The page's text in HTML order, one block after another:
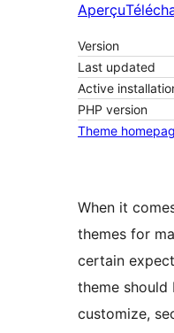
Aperçu
Version
Last updated
Active
PHP version
Theme
When it
themes for
certain
theme should
customize,